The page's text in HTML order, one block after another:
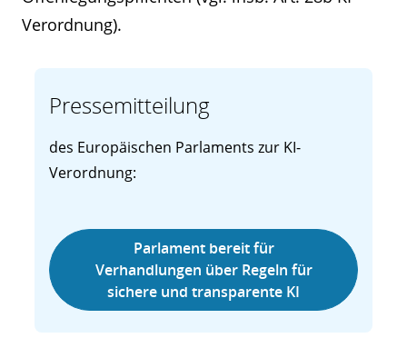
Verordnung).
Pressemitteilung
des Europäischen Parlaments zur KI-
Verordnung:
Parlament bereit für
Verhandlungen über Regeln für
sichere und transparente KI